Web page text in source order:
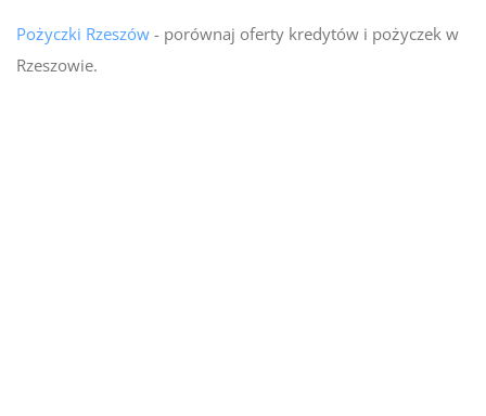
Pożyczki Rzeszów- porównaj oferty kredytów i pożyczek w
Rzeszowie.